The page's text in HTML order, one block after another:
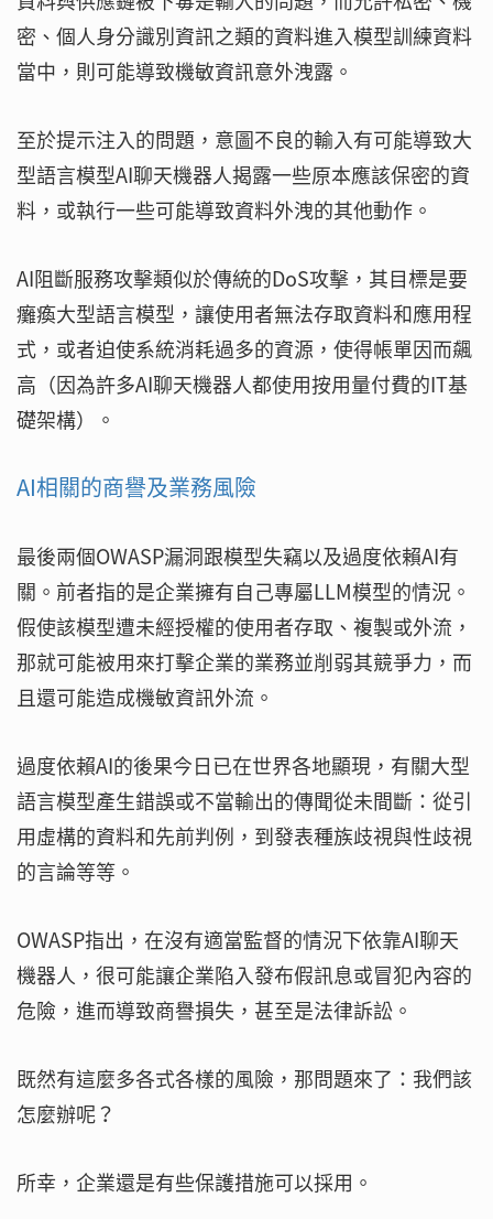
密、個人身分識別資訊之類的資料進入模型訓練資料
當中，則可能導致機敏資訊意外洩露。
至於提示注入的問題，意圖不良的輸入有可能導致大
型語言模型AI聊天機器人揭露一些原本應該保密的資
料，或執行一些可能導致資料外洩的其他動作。
AI阻斷服務攻擊類似於傳統的DoS攻擊，其目標是要
癱瘓大型語言模型，讓使用者無法存取資料和應用程
式，或者迫使系統消耗過多的資源，使得帳單因而飆
高（因為許多AI聊天機器人都使用按用量付費的IT基
礎架構）。
AI相關的商譽及業務風險
最後兩個OWASP漏洞跟模型失竊以及過度依賴AI有
關。前者指的是企業擁有自己專屬LLM模型的情況。
假使該模型遭未經授權的使用者存取、複製或外流，
那就可能被用來打擊企業的業務並削弱其競爭力，而
且還可能造成機敏資訊外流。
過度依賴AI的後果今日已在世界各地顯現，有關大型
語言模型產生錯誤或不當輸出的傳聞從未間斷：從引
用虛構的資料和先前判例，到發表種族歧視與性歧視
的言論等等。
OWASP指出，在沒有適當監督的情況下依靠AI聊天
機器人，很可能讓企業陷入發布假訊息或冒犯內容的
危險，進而導致商譽損失，甚至是法律訴訟。
既然有這麼多各式各樣的風險，那問題來了：我們該
怎麼辦呢？
所幸，企業還是有些保護措施可以採用。